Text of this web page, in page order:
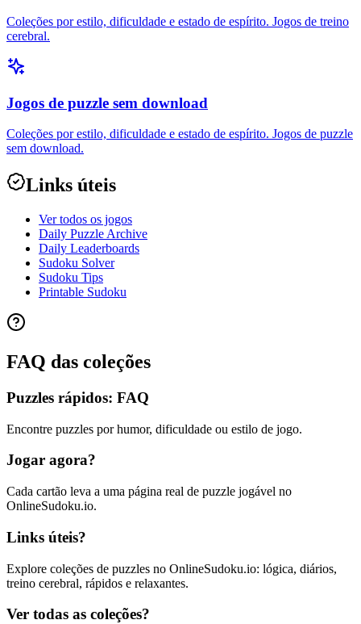
Coleções por estilo, dificuldade e estado de espírito. Jogos de treino
cerebral.
Jogos de puzzle sem download
Coleções por estilo, dificuldade e estado de espírito. Jogos de puzzle
sem download.
Links úteis
Ver todos os jogos
Daily Puzzle Archive
Daily Leaderboards
Sudoku Solver
Sudoku Tips
Printable Sudoku
FAQ das coleções
Puzzles rápidos: FAQ
Encontre puzzles por humor, dificuldade ou estilo de jogo.
Jogar agora?
Cada cartão leva a uma página real de puzzle jogável no
OnlineSudoku.io.
Links úteis?
Explore coleções de puzzles no OnlineSudoku.io: lógica, diários,
treino cerebral, rápidos e relaxantes.
Ver todas as coleções?